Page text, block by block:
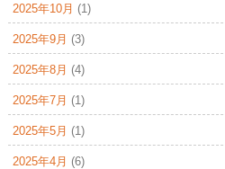
2025年10月 (1)
2025年9月 (3)
2025年8月 (4)
2025年7月 (1)
2025年5月 (1)
2025年4月 (6)